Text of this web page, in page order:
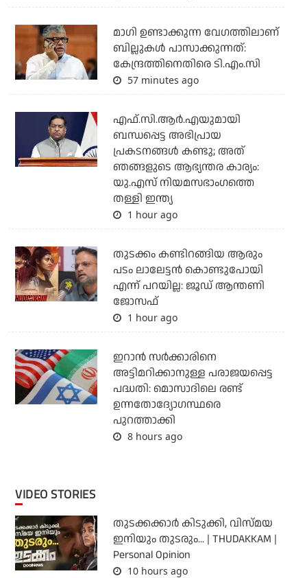
മാഗി ഉണ്ടാക്കുന്ന വേഗത്തിലാണ്
ബില്ലുകള്‍ പാസാക്കുന്നത്:
കേന്ദ്രത്തിനെതിരെ ടി.എം.സി
57 minutes ago
എഫ്.സി.ആര്‍.എയുമായി
ബന്ധപ്പെട്ട അഭിപ്രായ
പ്രകടനങ്ങള്‍ കണ്ടു; അത്
ഞങ്ങളുടെ ആഭ്യന്തര കാര്യം:
യു.എസ് നിയമസഭാംഗത്തെ
തള്ളി ഇന്ത്യ
1 hour ago
തുടക്കം കണ്ടിറങ്ങിയ ആരും
പടം ലാലേട്ടൻ കൊണ്ടുപോയി
എന്ന് പറയില്ല: ജൂഡ് ആന്തണി
ജോസഫ്
1 hour ago
ഇറാന്‍ സര്‍ക്കാരിനെ
അട്ടിമറിക്കാനുള്ള പരാജയപ്പെട്ട
പദ്ധതി: മൊസാദിലെ രണ്ട്
ഉന്നതോദ്യോഗസ്ഥരെ
പുറത്താക്കി
8 hours ago
VIDEO STORIES
തുടക്കക്കാര്‍ കിടുക്കി, വിസ്മയ
ഇനിയും തുടരും... | THUDAKKAM |
Personal Opinion
10 hours ago